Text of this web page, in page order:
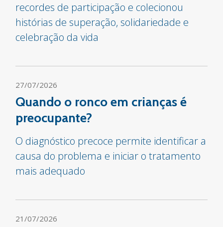
recordes de participação e colecionou
histórias de superação, solidariedade e
celebração da vida
27/07/2026
Quando o ronco em crianças é
preocupante?
O diagnóstico precoce permite identificar a
causa do problema e iniciar o tratamento
mais adequado
21/07/2026